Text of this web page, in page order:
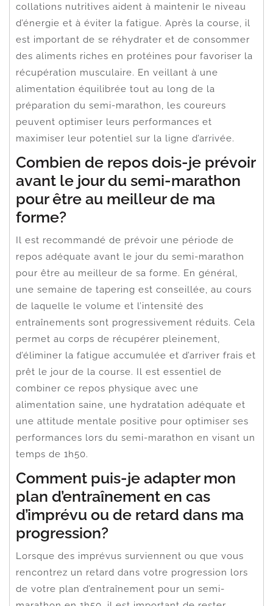
collations nutritives aident à maintenir le niveau
d’énergie et à éviter la fatigue. Après la course, il
est important de se réhydrater et de consommer
des aliments riches en protéines pour favoriser la
récupération musculaire. En veillant à une
alimentation équilibrée tout au long de la
préparation du semi-marathon, les coureurs
peuvent optimiser leurs performances et
maximiser leur potentiel sur la ligne d’arrivée.
Combien de repos dois-je prévoir
avant le jour du semi-marathon
pour être au meilleur de ma
forme?
Il est recommandé de prévoir une période de
repos adéquate avant le jour du semi-marathon
pour être au meilleur de sa forme. En général,
une semaine de tapering est conseillée, au cours
de laquelle le volume et l’intensité des
entraînements sont progressivement réduits. Cela
permet au corps de récupérer pleinement,
d’éliminer la fatigue accumulée et d’arriver frais et
prêt le jour de la course. Il est essentiel de
combiner ce repos physique avec une
alimentation saine, une hydratation adéquate et
une attitude mentale positive pour optimiser ses
performances lors du semi-marathon en visant un
temps de 1h50.
Comment puis-je adapter mon
plan d’entraînement en cas
d’imprévu ou de retard dans ma
progression?
Lorsque des imprévus surviennent ou que vous
rencontrez un retard dans votre progression lors
de votre plan d’entraînement pour un semi-